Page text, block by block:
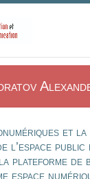
et la
l’espace public
plateforme de
espace